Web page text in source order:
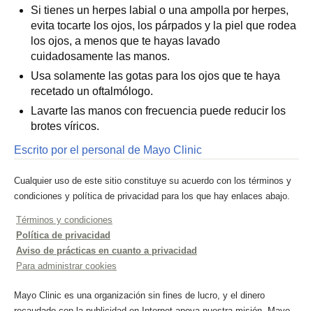
Si tienes un herpes labial o una ampolla por herpes,
evita tocarte los ojos, los párpados y la piel que rodea
los ojos, a menos que te hayas lavado
cuidadosamente las manos.
Usa solamente las gotas para los ojos que te haya
recetado un oftalmólogo.
Lavarte las manos con frecuencia puede reducir los
brotes víricos.
Escrito por el personal de Mayo Clinic
Cualquier uso de este sitio constituye su acuerdo con los términos y
condiciones y política de privacidad para los que hay enlaces abajo.
Términos y condiciones
Política de privacidad
Aviso de prácticas en cuanto a privacidad
Para administrar cookies
Mayo Clinic es una organización sin fines de lucro, y el dinero